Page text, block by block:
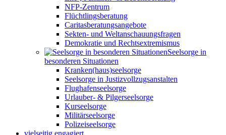
NFP-Zentrum
Flüchtlingsberatung
Caritasberatungsangebote
Sekten- und Weltanschauungsfragen
Demokratie und Rechtsextremismus
Seelsorge in
besonderen Situationen
Kranken(haus)seelsorge
Seelsorge in Justizvollzugsanstalten
Flughafenseelsorge
Urlauber- & Pilgerseelsorge
Kurseelsorge
Militärseelsorge
Polizeiseelsorge
vielseitig engagiert